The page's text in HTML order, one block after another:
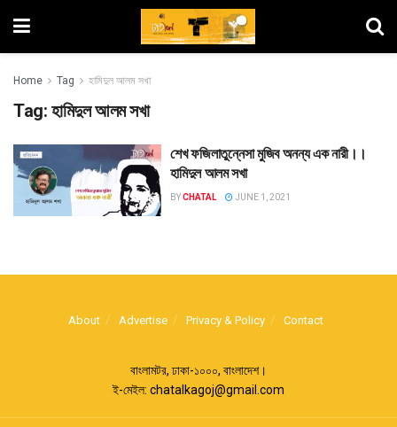
Home Tag হামিদুল আলম সখা
Tag: হামিদুল আলম সখা
শেখ ফজিলাতুন্নেসা মুজিব অনন্য এক নারী।।
হামিদুল আলম সখা
BYCHATAL JUNE 1, 2021
About Advertise Privacy & Policy Contact
বাংলামটর, ঢাকা-১০০০, বাংলাদেশ।
ই-মেইল: chatalkagoj@gmail.com